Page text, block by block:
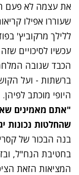
את עצמה לא פעם
שעוררו אפילו
ללילך מרקוביץ'
עכשיו לסיכויים
הכבד שגובה
ברשתות - ועל
היופי מוכתב לפיהן.
"אתם מאמינים
שהחלטות נכונות
בנה הבכור של
בחטיבת הנח"ל,
המציאות הזאת